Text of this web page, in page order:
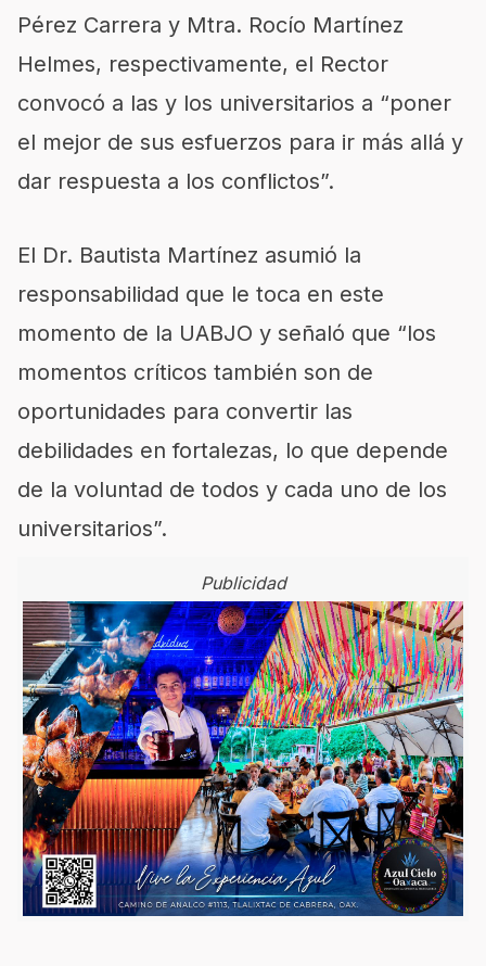
Pérez Carrera y Mtra. Rocío Martínez
Helmes, respectivamente, el Rector
convocó a las y los universitarios a “poner
el mejor de sus esfuerzos para ir más allá y
dar respuesta a los conflictos”.
El Dr. Bautista Martínez asumió la
responsabilidad que le toca en este
momento de la UABJO y señaló que “los
momentos críticos también son de
oportunidades para convertir las
debilidades en fortalezas, lo que depende
de la voluntad de todos y cada uno de los
universitarios”.
Publicidad